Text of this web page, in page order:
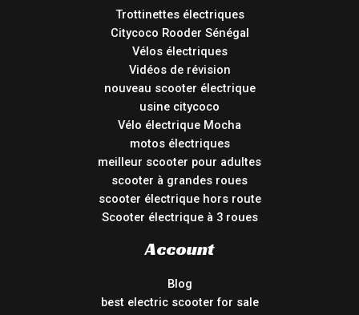
Trottinettes électriques
Citycoco Rooder Sénégal
Vélos électriques
Vidéos de révision
nouveau scooter électrique
usine citycoco
Vélo électrique Mocha
motos électriques
meilleur scooter pour adultes
scooter à grandes roues
scooter électrique hors route
Scooter électrique à 3 roues
Account
Blog
best electric scooter for sale